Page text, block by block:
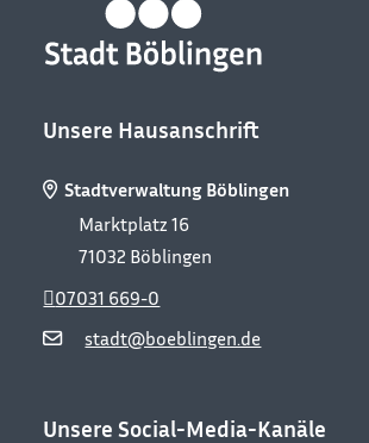
Unsere Hausanschrift
Stadtverwaltung Böblingen
Marktplatz 16
71032 Böblingen
stadt@boeblingen.de
07031 669-0
Unsere Social-Media-Kanäle